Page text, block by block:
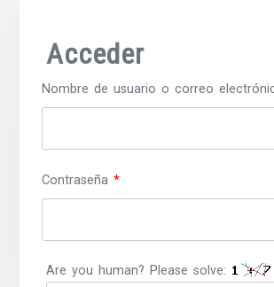
Acceder
Nombre de usuario o correo
Contraseña*Obligatorio
Are you human? Please solve: